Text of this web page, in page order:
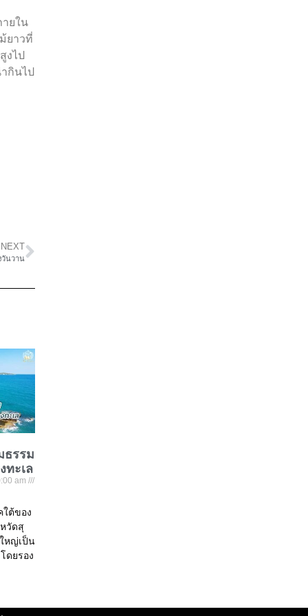
ยใน
ยาวที่
งไป
กินไป
NEXT
วันวาน
ธรรม
ทะเล
am
ใต้ของ
วัดสุ
หญ่เป็น
ดยรอง